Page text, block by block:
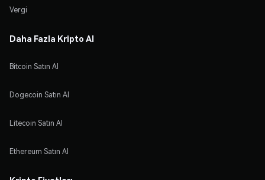
Vergi
Daha Fazla Kripto Al
Bitcoin Satın Al
Dogecoin Satın Al
Litecoin Satın Al
Ethereum Satın Al